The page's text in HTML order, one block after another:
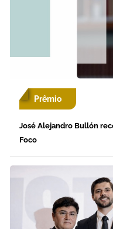
Prêmio
José Alejandro Bullón
Foco